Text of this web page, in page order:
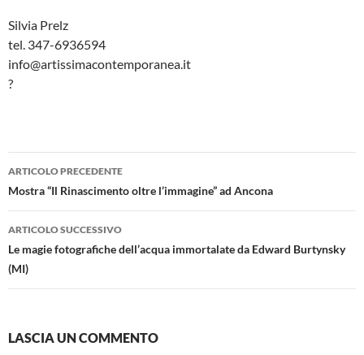
Silvia Prelz
tel. 347-6936594
info@artissimacontemporanea.it
?
Navigazione
articolo
ARTICOLO PRECEDENTE
Mostra “Il Rinascimento oltre l’immagine” ad Ancona
ARTICOLO SUCCESSIVO
Le magie fotografiche dell’acqua immortalate da Edward Burtynsky
(MI)
LASCIA UN COMMENTO